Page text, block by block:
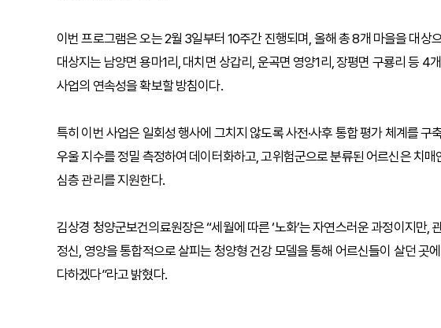
이번 프로그램은 오는 2월 3일부터 10주간 진행되며, 올해 총 8개 마을을 대상
대상지는 남양면 용마1리, 대치면 상갑리, 운곡면 영양1리, 장평면 구룡리 등 4
사업의 연속성을 확보할 방침이다.
특히 이번 사업은 일회성 행사에 그치지 않도록 사전·사후 통합 평가 체계를 구
우울 지수를 정밀 측정하여 데이터화하고, 고위험군으로 분류된 어르신은 치
심층 관리를 지원한다.
김상경 청양군보건의료원장은 “세월에 따른 ‘노화’는 자연스러운 과정이지만,
정신, 영양을 통합적으로 살피는 청양형 건강 모델을 통해 어르신들이 살던 곳
다하겠다”라고 밝혔다.